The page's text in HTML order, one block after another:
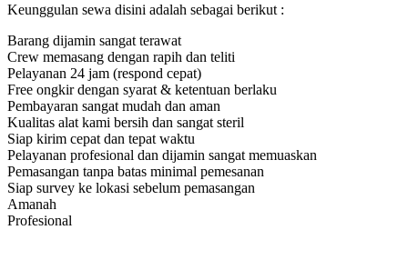
Keunggulan sewa disini adalah sebagai berikut :
Barang dijamin sangat terawat
Crew memasang dengan rapih dan teliti
Pelayanan 24 jam (respond cepat)
Free ongkir dengan syarat & ketentuan berlaku
Pembayaran sangat mudah dan aman
Kualitas alat kami bersih dan sangat steril
Siap kirim cepat dan tepat waktu
Pelayanan profesional dan dijamin sangat memuaskan
Pemasangan tanpa batas minimal pemesanan
Siap survey ke lokasi sebelum pemasangan
Amanah
Profesional